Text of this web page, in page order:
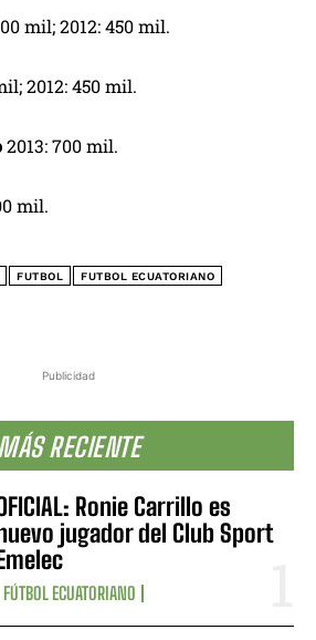
Publicidad
RECIENTE
Ronie Carrillo es
jugador del Club Sport
FÚTBOL ECUATORIANO
mil; 2012: 450 mil.
2012: 450 mil.
2013: 700 mil.
mil.
FUTBOL FUTBOL ECUATORIANO